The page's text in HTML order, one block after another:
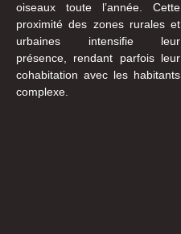
oiseaux toute l’année. Cette
proximité des zones rurales et
urbaines intensifie leur
présence, rendant parfois leur
cohabitation avec les habitants
complexe.